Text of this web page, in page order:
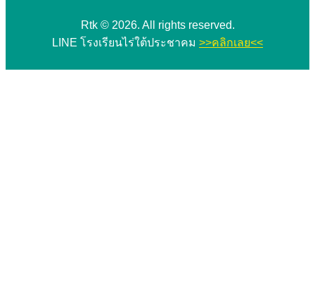
Rtk © 2026. All rights reserved.
LINE โรงเรียนไร่ใต้ประชาคม >>คลิกเลย<<